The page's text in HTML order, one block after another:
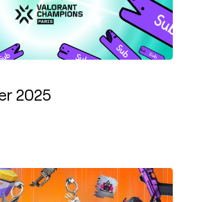
2025
節 發佈 - Jun 27, 2025